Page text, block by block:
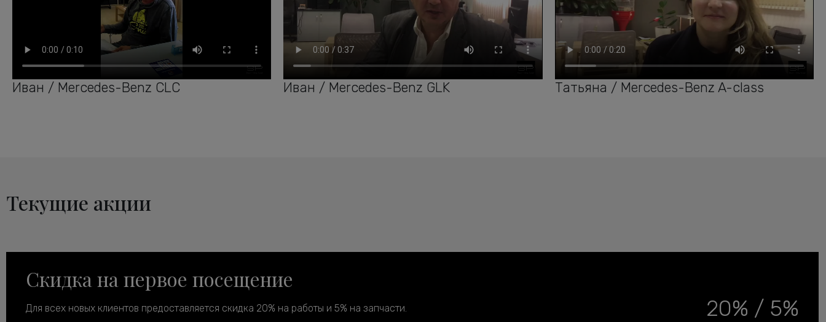
Иван / Mercedes-Benz CLC Иван / Mercedes-Benz GLK Татьяна / Mercedes-Benz A-class
Текущие акции
Скидка на первое посещение
Для всех новых клиентов предоставляется скидка 20% на работы и 5% на запчасти. 20% / 5%